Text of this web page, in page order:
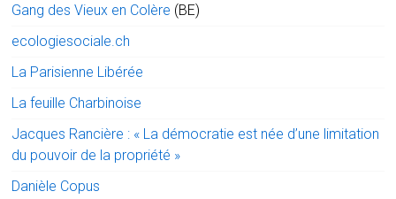
Gang des Vieux en Colère (BE)
ecologiesociale.ch
La Parisienne Libérée
La feuille Charbinoise
Jacques Rancière : « La démocratie est née d’une limitation
du pouvoir de la propriété »
Danièle Copus